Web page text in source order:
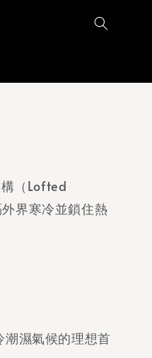
（Lofted
界寒冷並鎖住熱
濕氣候的理想首